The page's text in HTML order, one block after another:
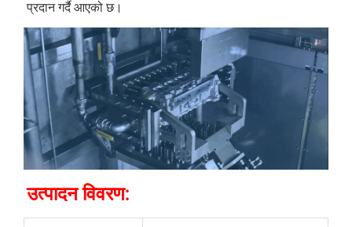
प्रदान गर्दै आएको छ।
उत्पादन विवरण: